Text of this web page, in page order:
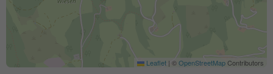
Leaflet | ©OpenStreetMapContributors